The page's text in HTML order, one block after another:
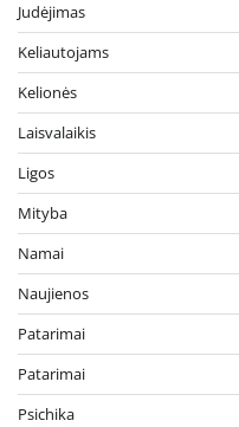
Judėjimas
Keliautojams
Kelionės
Laisvalaikis
Ligos
Mityba
Namai
Naujienos
Patarimai
Patarimai
Psichika